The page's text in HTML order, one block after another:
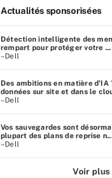
Actualités sponsorisées
Détection intelligente des
rempart pour protéger votre ...
–Dell
Des ambitions en matière d'IA
données sur site et dans le
–Dell
Vos sauvegardes sont
plupart des plans de reprise
–Dell
Voir plus